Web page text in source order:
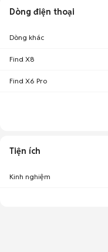
Dòng điện thoại
Dòng khác
Find X8
Find X6 Pro
Tiện ích
Kinh nghiệm